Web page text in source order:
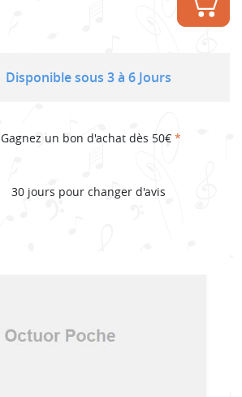
Disponible sous 3 à 6 Jours
Gagnez un bon d'achat dès 50€ *
30 jours pour changer d'avis